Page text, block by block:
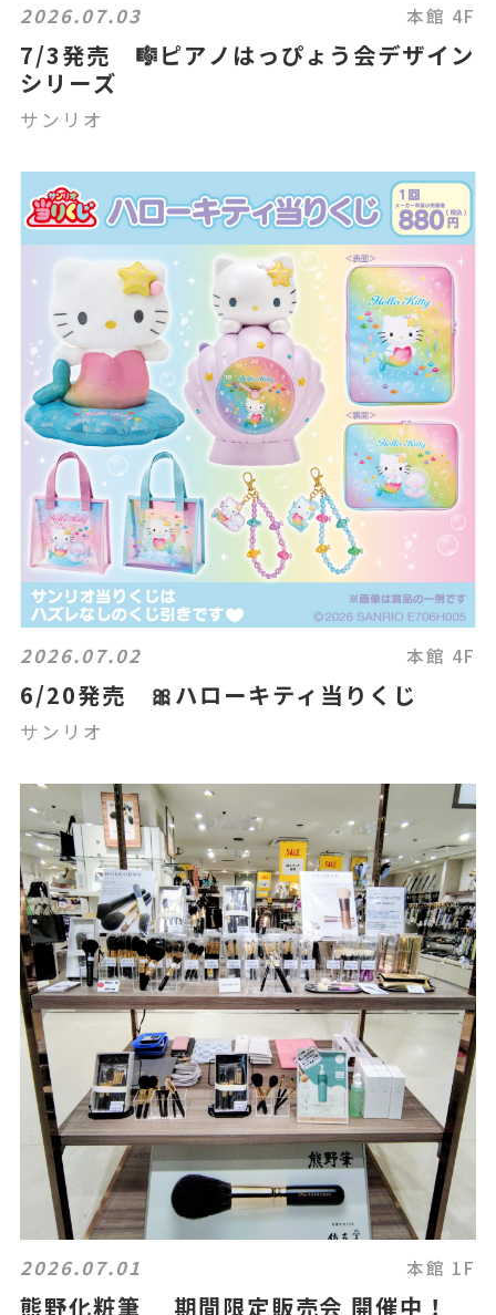
2026.07.03 本館 4F
7/3発売 🎼ピアノはっぴょう会デザイン
シリーズ
サンリオ
2026.07.02 本館 4F
6/20発売 🎀ハローキティ当りくじ
サンリオ
2026.07.01 本館 1F
熊野化粧筆 期間限定販売会 開催中！